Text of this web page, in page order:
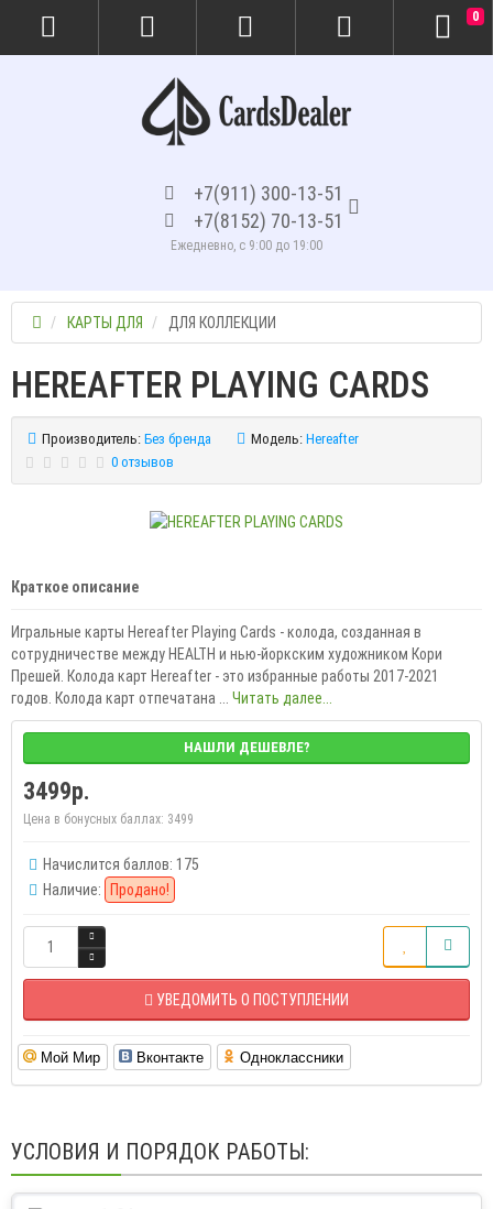
+7(911) 300-13-51
+7(8152) 70-13-51
Ежедневно, с 9:00 до 19:00
0
КАРТЫ ДЛЯ ДЛЯ КОЛЛЕКЦИИ
HEREAFTER PLAYING CARDS
Производитель: Без бренда Модель: Hereafter
0 отзывов
Краткое описание
Игральные карты Hereafter Playing Cards - колода, созданная в
сотрудничестве между HEALTH и нью-йоркским художником Кори
Прешей. Колода карт Hereafter - это избранные работы 2017-2021
годов. Колода карт отпечатана ...Читать далее...
НАШЛИ ДЕШЕВЛЕ?
3499р.
Цена в бонусных баллах:3499
Начислится баллов: 175
Наличие:
УВЕДОМИТЬ О ПОСТУПЛЕНИИ